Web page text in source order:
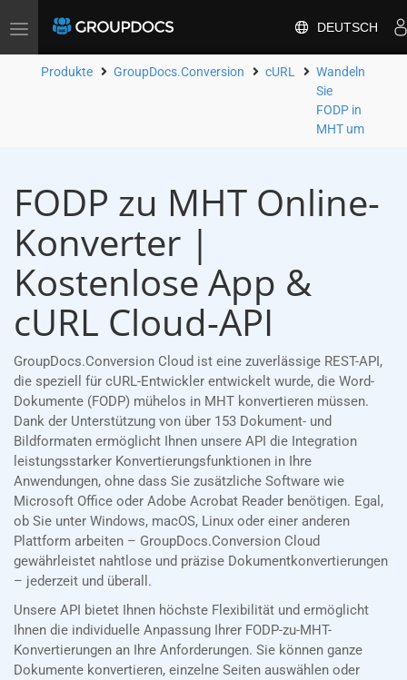
Toggle
DEUTSCH
Produkte GroupDocs.Conversion cURL
Wandeln
Sie
FODP in
MHT um
FODP zu MHT Online-
Konverter |
Kostenlose App &
cURL Cloud-API
GroupDocs.Conversion Cloud ist eine zuverlässige REST-API,
die speziell für cURL-Entwickler entwickelt wurde, die Word-
Dokumente (FODP) mühelos in MHT konvertieren müssen.
Dank der Unterstützung von über 153 Dokument- und
Bildformaten ermöglicht Ihnen unsere API die Integration
leistungsstarker Konvertierungsfunktionen in Ihre
Anwendungen, ohne dass Sie zusätzliche Software wie
Microsoft Office oder Adobe Acrobat Reader benötigen. Egal,
ob Sie unter Windows, macOS, Linux oder einer anderen
Plattform arbeiten – GroupDocs.Conversion Cloud
gewährleistet nahtlose und präzise Dokumentkonvertierungen
– jederzeit und überall.
Unsere API bietet Ihnen höchste Flexibilität und ermöglicht
Ihnen die individuelle Anpassung Ihrer FODP-zu-MHT-
Konvertierungen an Ihre Anforderungen. Sie können ganze
Dokumente konvertieren, einzelne Seiten auswählen oder